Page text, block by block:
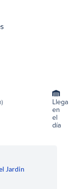
Llega
en
el
día
Jardin